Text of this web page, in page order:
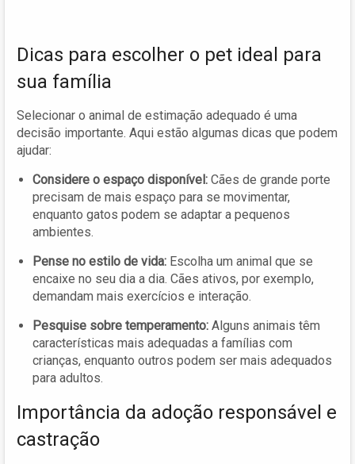
Dicas para escolher o pet ideal para
sua família
Selecionar o animal de estimação adequado é uma
decisão importante. Aqui estão algumas dicas que podem
ajudar:
Considere o espaço disponível: Cães de grande porte
precisam de mais espaço para se movimentar,
enquanto gatos podem se adaptar a pequenos
ambientes.
Pense no estilo de vida: Escolha um animal que se
encaixe no seu dia a dia. Cães ativos, por exemplo,
demandam mais exercícios e interação.
Pesquise sobre temperamento: Alguns animais têm
características mais adequadas a famílias com
crianças, enquanto outros podem ser mais adequados
para adultos.
Importância da adoção responsável e
castração